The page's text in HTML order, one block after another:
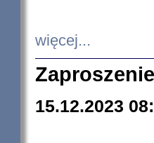
więcej...
15.12.2023